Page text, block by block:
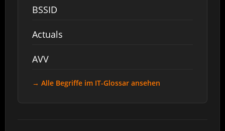
BSSID
Actuals
AVV
→ Alle Begriffe im IT-Glossar ansehen